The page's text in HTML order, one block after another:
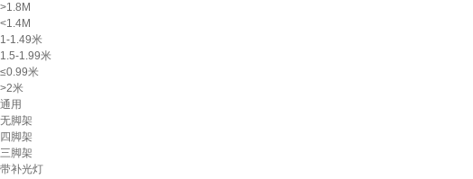
>1.8M
<1.4M
1-1.49米
1.5-1.99米
≤0.99米
>2米
通用
无脚架
四脚架
三脚架
带补光灯